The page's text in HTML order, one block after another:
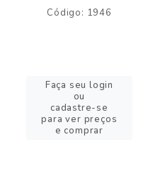
Código: 1946
Faça seu login
ou
cadastre-se
para ver preços
e comprar